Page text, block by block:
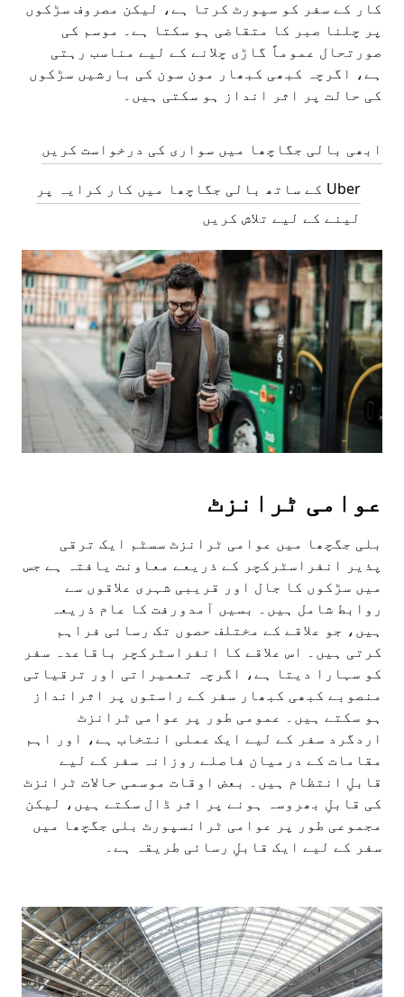
کار کے سفر کو سپورٹ کرتا ہے، لیکن مصروف سڑکوں
پر چلنا صبر کا متقاضی ہو سکتا ہے۔ موسم کی
صورتحال عموماً گاڑی چلانے کے لیے مناسب رہتی
ہے، اگرچہ کبھی کبھار مون سون کی بارشیں سڑکوں
کی حالت پر اثر انداز ہو سکتی ہیں۔
ابھی بالی جگاچھا میں سواری کی درخواست کریں
Uber کے ساتھ بالی جگاچھا میں کار کرایہ پر
لینے کے لیے تلاش کریں
عوامی ٹرانزٹ
بلی جگچھا میں عوامی ٹرانزٹ سسٹم ایک ترقی
پذیر انفراسٹرکچر کے ذریعے معاونت یافتہ ہے جس
میں سڑکوں کا جال اور قریبی شہری علاقوں سے
روابط شامل ہیں۔ بسیں آمدورفت کا عام ذریعہ
ہیں، جو علاقے کے مختلف حصوں تک رسائی فراہم
کرتی ہیں۔ اس علاقے کا انفراسٹرکچر باقاعدہ سفر
کو سہارا دیتا ہے، اگرچہ تعمیراتی اور ترقیاتی
منصوبے کبھی کبھار سفر کے راستوں پر اثرانداز
ہو سکتے ہیں۔ عمومی طور پر عوامی ٹرانزٹ
اردگرد سفر کے لیے ایک عملی انتخاب ہے، اور اہم
مقامات کے درمیان فاصلے روزانہ سفر کے لیے
قابلِ انتظام ہیں۔ بعض اوقات موسمی حالات ٹرانزٹ
کی قابلِ بھروسہ ہونے پر اثر ڈال سکتے ہیں، لیکن
مجموعی طور پر عوامی ٹرانسپورٹ بلی جگچھا میں
سفر کے لیے ایک قابلِ رسائی طریقہ ہے۔